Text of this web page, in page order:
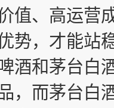
、高运营
势，才能站
酒和茅台白
，而茅台白